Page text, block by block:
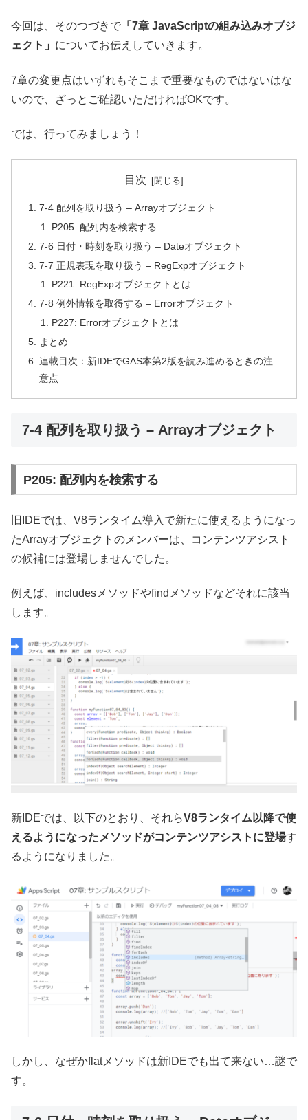
今回は、そのつづきで 「7章 JavaScriptの組み込みオブジ
ェクト」 についてお伝えしていきます。
7章の変更点はいずれもそこまで重要なものではないはな
いので、ざっとご確認いただければOKです。
では、行ってみましょう！
目次
7-4 配列を取り扱う – Arrayオブジェクト
P205: 配列内を検索する
7-6 日付・時刻を取り扱う – Dateオブジェクト
7-7 正規表現を取り扱う – RegExpオブジェクト
P221: RegExpオブジェクトとは
7-8 例外情報を取得する – Errorオブジェクト
P227: Errorオブジェクトとは
まとめ
連載目次：新IDEでGAS本第2版を読み進めるときの注
意点
7-4 配列を取り扱う – Arrayオブジェクト
P205: 配列内を検索する
旧IDEでは、V8ランタイム導入で新たに使えるようになっ
たArrayオブジェクトのメンバーは、コンテンツアシスト
の候補には登場しませんでした。
例えば、includesメソッドやfindメソッドなどそれに該当
します。
新IDEでは、以下のとおり、それらV8ランタイム以降で使
えるようになったメソッドがコンテンツアシストに登場す
るようになりました。
しかし、なぜかflatメソッドは新IDEでも出て来ない…謎で
す。